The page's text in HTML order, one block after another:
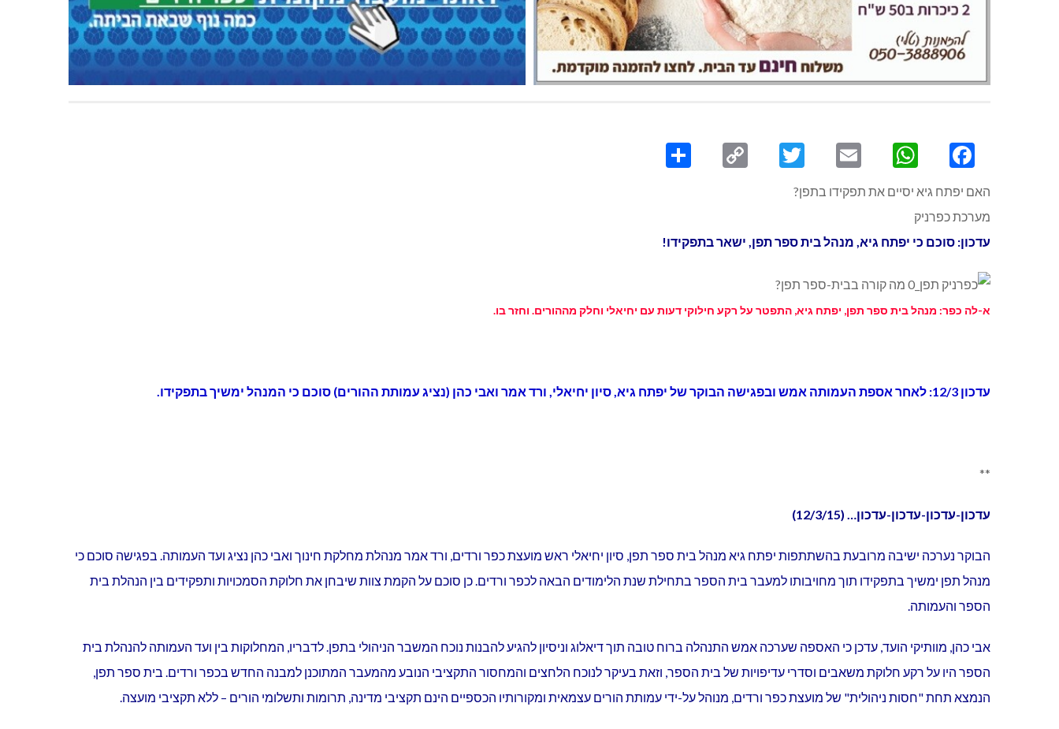
Facebook
WhatsApp
Email
Twitter
Copy
האם יפתח גיא יסיים את תפקידו בתפן?
מערכת כפרניק
עדכון: סוכם כי יפתח גיא, מנהל בית ספר תפן, ישאר בתפקידו!
א-לה כפר: מנהל בית ספר תפן, יפתח גיא, התפטר על רקע חילוקי דעות עם יחיאלי וחלק מההורים. וחזר בו.
עדכון 12/3: לאחר אספת העמותה אמש ובפגישה הבוקר של יפתח גיא, סיון יחיאלי, ורד אמר ואבי כהן (נציג עמותת ההורים) סוכם כי המנהל ימשיך בתפקידו.
**
עדכון-עדכון-עדכון-עדכון… (12/3/15)
הבוקר נערכה ישיבה מרובעת בהשתתפות יפתח גיא מנהל בית ספר תפן, סיון יחיאלי ראש מועצת כפר ורדים, ורד אמר מנהלת מחלקת חינוך ואבי כהן נציג ועד העמותה. בפגישה סוכם כי
מנהל תפן ימשיך בתפקידו תוך מחויבותו למעבר בית הספר בתחילת שנת הלימודים הבאה לכפר ורדים. כן סוכם על הקמת צוות שיבחן את חלוקת הסמכויות ותפקידים בין הנהלת בית
הספר והעמותה.
אבי כהן, מוותיקי הועד, עדכן כי האספה שערכה אמש התנהלה ברוח טובה תוך דיאלוג וניסיון להגיע להבנות נוכח המשבר הניהולי בתפן. לדבריו, המחלוקות בין ועד העמותה להנהלת בית
הספר היו על רקע חלוקת משאבים וסדרי עדיפויות של בית הספר, וזאת בעיקר לנוכח הלחצים והמחסור התקציבי הנובע מהמעבר המתוכנן למבנה החדש בכפר ורדים. בית ספר תפן,
הנמצא תחת "חסות ניהולית" של מועצת כפר ורדים, מנוהל על-ידי עמותת הורים עצמאית ומקורותיו הכספיים הינם תקציבי מדינה, תרומות ותשלומי הורים – ללא תקציבי מועצה.